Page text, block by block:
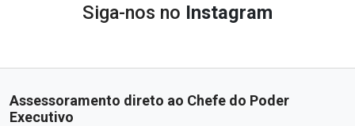
Siga-nos no Instagram
Assessoramento direto ao Chefe do Poder
Executivo